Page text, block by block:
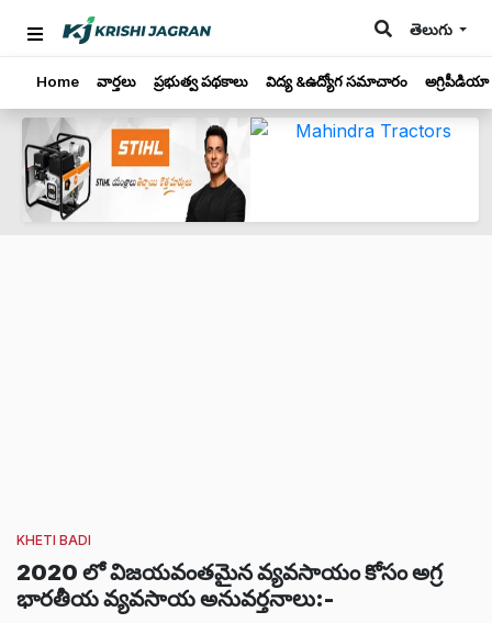
తెలుగు
Home వార్తలు ప్రభుత్వ పథకాలు విద్య &ఉద్యోగ సమాచారం అగ్రిపీడియా
KHETI BADI
2020 లో విజయవంతమైన వ్యవసాయం కోసం అగ్ర
భారతీయ వ్యవసాయ అనువర్తనాలు:-